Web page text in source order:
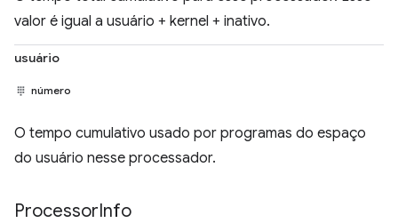
valor é igual a usuário + kernel + inativo.
usuário
número
O tempo cumulativo usado por programas do espaço
do usuário nesse processador.
ProcessorInfo